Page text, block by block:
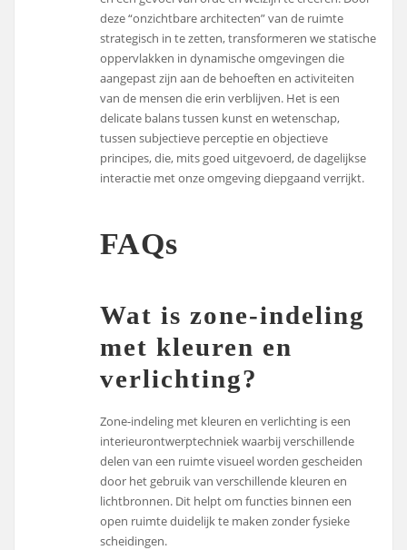
deze “onzichtbare architecten” van de ruimte
strategisch in te zetten, transformeren we statische
oppervlakken in dynamische omgevingen die
aangepast zijn aan de behoeften en activiteiten
van de mensen die erin verblijven. Het is een
delicate balans tussen kunst en wetenschap,
tussen subjectieve perceptie en objectieve
principes, die, mits goed uitgevoerd, de dagelijkse
interactie met onze omgeving diepgaand verrijkt.
FAQs
Wat is zone-indeling
met kleuren en
verlichting?
Zone-indeling met kleuren en verlichting is een
interieurontwerptechniek waarbij verschillende
delen van een ruimte visueel worden gescheiden
door het gebruik van verschillende kleuren en
lichtbronnen. Dit helpt om functies binnen een
open ruimte duidelijk te maken zonder fysieke
scheidingen.